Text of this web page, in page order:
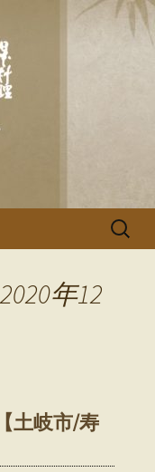
和食「美
食「美濃寿
検
年12
土岐市/寿